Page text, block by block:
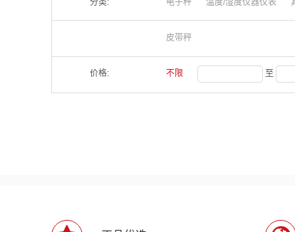
分类: 电子秤 温度/湿度仪器仪表
皮带秤
价格: 不限 至